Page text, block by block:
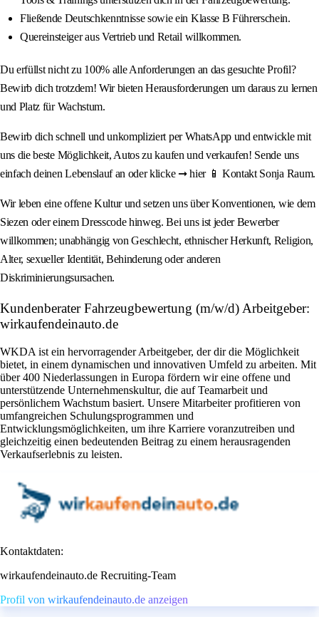
Fließende Deutschkenntnisse sowie ein Klasse B Führerschein.
Quereinsteiger aus Vertrieb und Retail willkommen.
Du erfüllst nicht zu 100% alle Anforderungen an das gesuchte Profil?
Bewirb dich trotzdem! Wir bieten Herausforderungen um daraus zu lernen
und Platz für Wachstum.
Bewirb dich schnell und unkompliziert per WhatsApp und entwickle mit
uns die beste Möglichkeit, Autos zu kaufen und verkaufen! Sende uns
einfach deinen Lebenslauf an oder klicke ➞ hier 📱 Kontakt Sonja Raum.
Wir leben eine offene Kultur und setzen uns über Konventionen, wie dem
Siezen oder einem Dresscode hinweg. Bei uns ist jeder Bewerber
willkommen; unabhängig von Geschlecht, ethnischer Herkunft, Religion,
Alter, sexueller Identität, Behinderung oder anderen
Diskriminierungsursachen.
Kundenberater Fahrzeugbewertung (m/w/d) Arbeitgeber:
wirkaufendeinauto.de
WKDA ist ein hervorragender Arbeitgeber, der dir die Möglichkeit
bietet, in einem dynamischen und innovativen Umfeld zu arbeiten. Mit
über 400 Niederlassungen in Europa fördern wir eine offene und
unterstützende Unternehmenskultur, die auf Teamarbeit und
persönlichem Wachstum basiert. Unsere Mitarbeiter profitieren von
umfangreichen Schulungsprogrammen und
Entwicklungsmöglichkeiten, um ihre Karriere voranzutreiben und
gleichzeitig einen bedeutenden Beitrag zu einem herausragenden
Verkaufserlebnis zu leisten.
Kontaktdaten:
wirkaufendeinauto.de Recruiting-Team
Profil von wirkaufendeinauto.de anzeigen